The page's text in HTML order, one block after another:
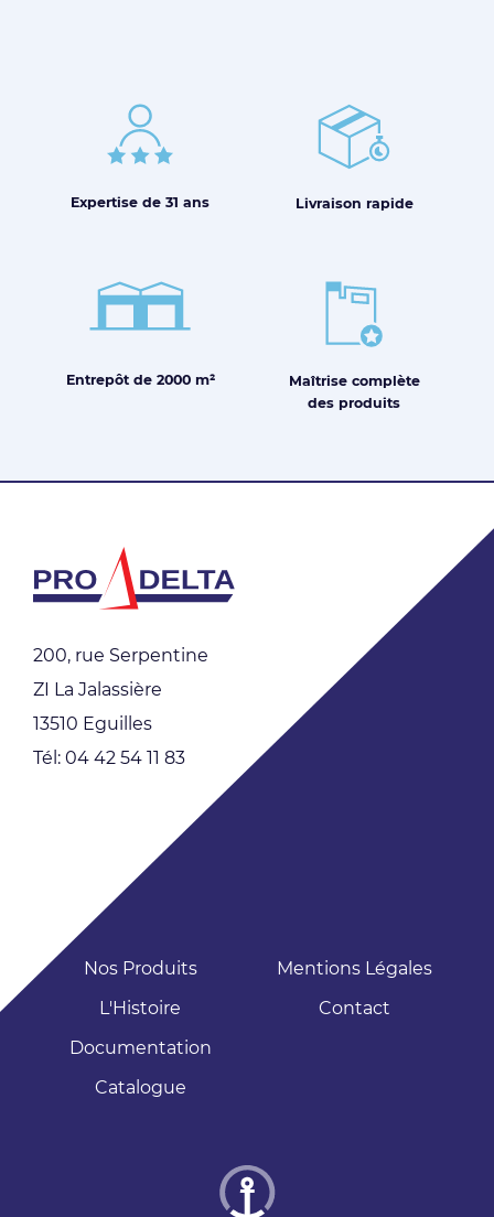
Expertise de 31 ans Livraison rapide
Entrepôt de 2000 m² Maîtrisecomplète
des produits
200, rue Serpentine
ZI La Jalassière
13510 Eguilles
Tél: 04 42 54 11 83
Nos Produits
L'Histoire
Documentation
Catalogue
Mentions Légales
Contact